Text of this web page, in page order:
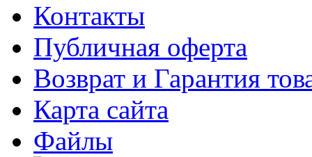
Контакты
Публичная оферта
Возврат и Гарантия
Карта сайта
Файлы